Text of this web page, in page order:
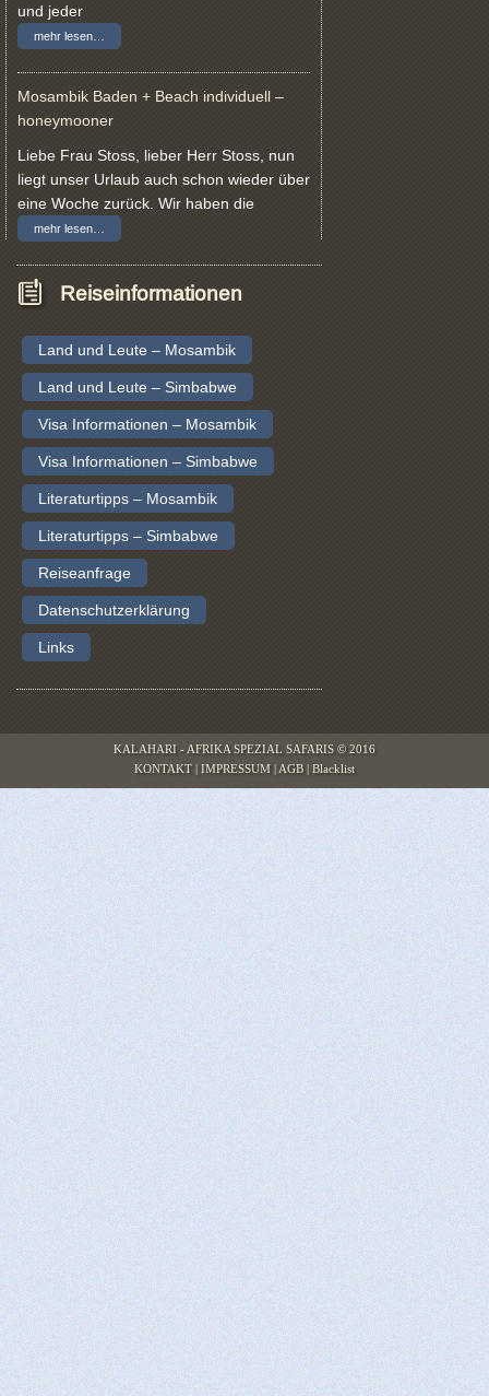
und jeder
mehr lesen…
Mosambik Baden + Beach individuell –
honeymooner
Liebe Frau Stoss, lieber Herr Stoss, nun
liegt unser Urlaub auch schon wieder über
eine Woche zurück. Wir haben die
mehr lesen…
Reiseinformationen
Land und Leute – Mosambik
Land und Leute – Simbabwe
Visa Informationen – Mosambik
Visa Informationen – Simbabwe
Literaturtipps – Mosambik
Literaturtipps – Simbabwe
Reiseanfrage
Datenschutzerklärung
Links
KALAHARI - AFRIKA SPEZIAL SAFARIS © 2016
KONTAKT
IMPRESSUM AGB Blacklist